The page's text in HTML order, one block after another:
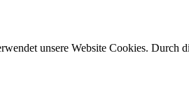
unsere Website Cookies.